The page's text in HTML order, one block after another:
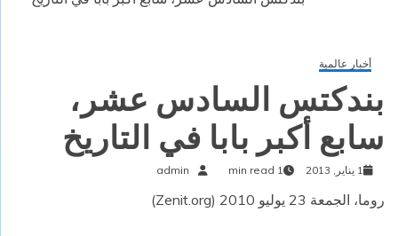
أخبار عالمية
بندكتس السادس عشر،
سابع أكبر بابا في التاريخ
1 يناير, 2013 1 min read
admin
روما، الجمعة 23 يوليو 2010 (Zenit.org)